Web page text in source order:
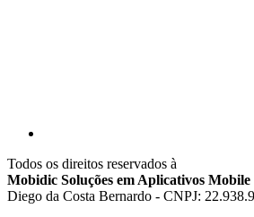
Todos os direitos reservados à
Mobidic Soluções em Aplicativos Mobile
Diego da Costa Bernardo - CNPJ: